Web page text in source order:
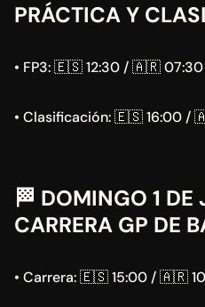
PRÁCTICA Y
• FP3: 🇪🇸 12:30 / 🇦🇷
• Clasificación: 🇪🇸 16:00 /
🏁 DOMINGO 1 DE
CARRERA GP DE
• Carrera: 🇪🇸 15:00 / 🇦🇷